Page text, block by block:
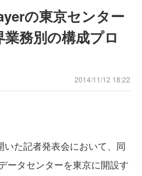
の東京センター
務別の構成プロ
2014/11/12 18:22
た記者発表会において、同
ータセンターを東京に開設す